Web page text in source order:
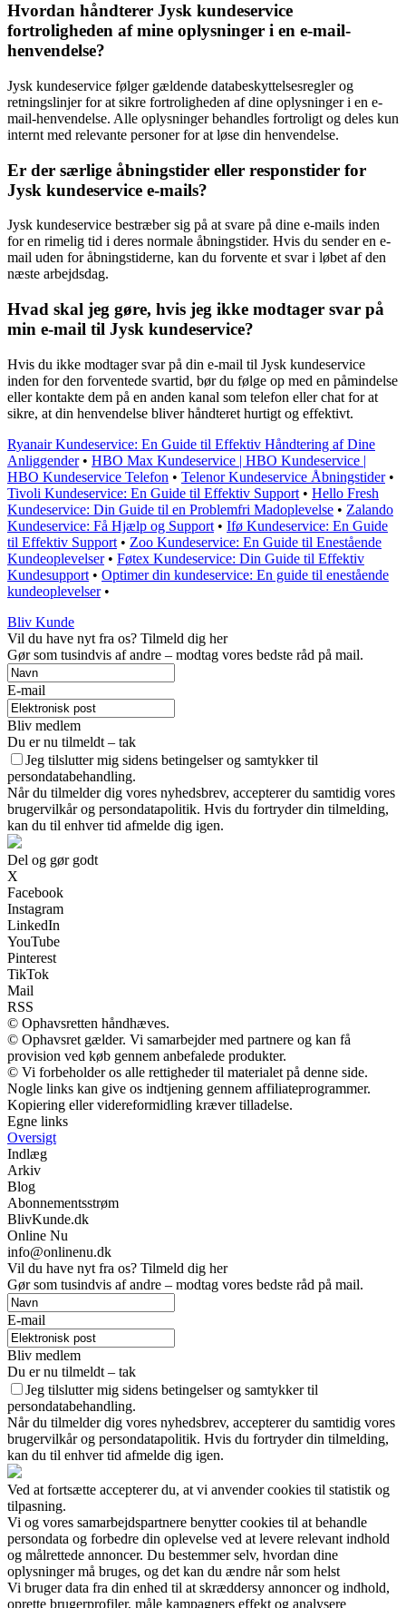
Hvordan håndterer Jysk kundeservice
fortroligheden af mine oplysninger i en e-mail-
henvendelse?
Jysk kundeservice følger gældende databeskyttelsesregler og
retningslinjer for at sikre fortroligheden af dine oplysninger i en e-
mail-henvendelse. Alle oplysninger behandles fortroligt og deles kun
internt med relevante personer for at løse din henvendelse.
Er der særlige åbningstider eller responstider for
Jysk kundeservice e-mails?
Jysk kundeservice bestræber sig på at svare på dine e-mails inden
for en rimelig tid i deres normale åbningstider. Hvis du sender en e-
mail uden for åbningstiderne, kan du forvente et svar i løbet af den
næste arbejdsdag.
Hvad skal jeg gøre, hvis jeg ikke modtager svar på
min e-mail til Jysk kundeservice?
Hvis du ikke modtager svar på din e-mail til Jysk kundeservice
inden for den forventede svartid, bør du følge op med en påmindelse
eller kontakte dem på en anden kanal som telefon eller chat for at
sikre, at din henvendelse bliver håndteret hurtigt og effektivt.
Ryanair Kundeservice: En Guide til Effektiv Håndtering af Dine
Anliggender• HBO Max Kundeservice | HBO Kundeservice |
HBO Kundeservice Telefon • Telenor Kundeservice Åbningstider•
Tivoli Kundeservice: En Guide til Effektiv Support • Hello Fresh
Kundeservice: Din Guide til en Problemfri Madoplevelse • Zalando
Kundeservice: Få Hjælp og Support • Ifø Kundeservice: En Guide
til Effektiv Support • Zoo Kundeservice: En Guide til Enestående
Kundeoplevelser• Føtex Kundeservice: Din Guide til Effektiv
Kundesupport • Optimer din kundeservice: En guide til enestående
kundeoplevelser•
Bliv Kunde
Vil du have nyt fra os? Tilmeld dig her
Gør som tusindvis af andre – modtag vores bedste råd på mail.
E-mail
Bliv medlem
Du er nu tilmeldt – tak
Jeg tilslutter mig sidens betingelser og samtykker til
persondatabehandling.
Når du tilmelder dig vores nyhedsbrev, accepterer du samtidig vores
brugervilkår og persondatapolitik. Hvis du fortryder din tilmelding,
kan du til enhver tid afmelde dig igen.
Del og gør godt
X
Facebook
Instagram
LinkedIn
YouTube
Pinterest
TikTok
Mail
RSS
© Ophavsretten håndhæves.
© Ophavsret gælder. Vi samarbejder med partnere og kan få
provision ved køb gennem anbefalede produkter.
© Vi forbeholder os alle rettigheder til materialet på denne side.
Nogle links kan give os indtjening gennem affiliateprogrammer.
Kopiering eller videreformidling kræver tilladelse.
Egne links
Oversigt
Indlæg
Arkiv
Blog
Abonnementsstrøm
BlivKunde.dk
Online Nu
info@onlinenu.dk
Vil du have nyt fra os? Tilmeld dig her
Gør som tusindvis af andre – modtag vores bedste råd på mail.
E-mail
Bliv medlem
Du er nu tilmeldt – tak
Jeg tilslutter mig sidens betingelser og samtykker til
persondatabehandling.
Når du tilmelder dig vores nyhedsbrev, accepterer du samtidig vores
brugervilkår og persondatapolitik. Hvis du fortryder din tilmelding,
kan du til enhver tid afmelde dig igen.
Ved at fortsætte accepterer du, at vi anvender cookies til statistik og
tilpasning.
Vi og vores samarbejdspartnere benytter cookies til at behandle
persondata og forbedre din oplevelse ved at levere relevant indhold
og målrettede annoncer. Du bestemmer selv, hvordan dine
oplysninger må bruges, og det kan du ændre når som helst
Vi bruger data fra din enhed til at skræddersy annoncer og indhold,
oprette brugerprofiler, måle kampagners effekt og analysere